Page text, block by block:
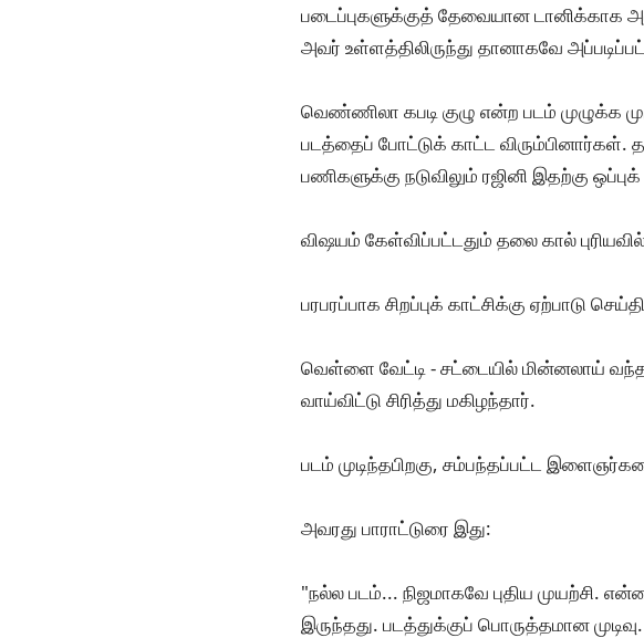
படைப்புகளுக்குத் தேவையான டானிக்காக
அவர் உள்ளத்திலிருந்து தானாகவே
வெண்ணிலா கபடி குழு என்ற படம் முழுக்க
படத்தைப் போட்டுக் காட்ட விரும்பினார்கள்.
பணிகளுக்கு நடுவிலும் ரஜினி இதற்கு
விஷயம் கேள்விப்பட்டதும் தலை கால்
பரபரப்பாக சிறப்புக் காட்சிக்கு ஏற்பாடு
வெள்ளை வேட்டி - சட்டையில் மின்னலாய் வந்த
வாய்விட்டு சிரித்து மகிழந்தார்.
படம் முடிந்தபிறகு, சம்பந்தப்பட்ட
அவரது பாராட்டுரை இது:
"நல்ல படம்... நிஜமாகவே புதிய
இருந்தது. படத்துக்குப் பொருத்தமான